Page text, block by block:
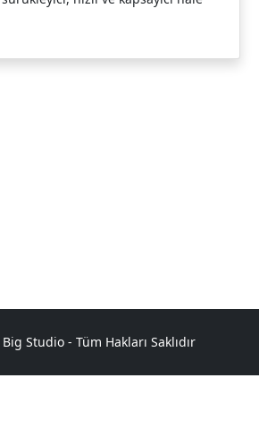
Studio - Tüm Hakları Saklıdır